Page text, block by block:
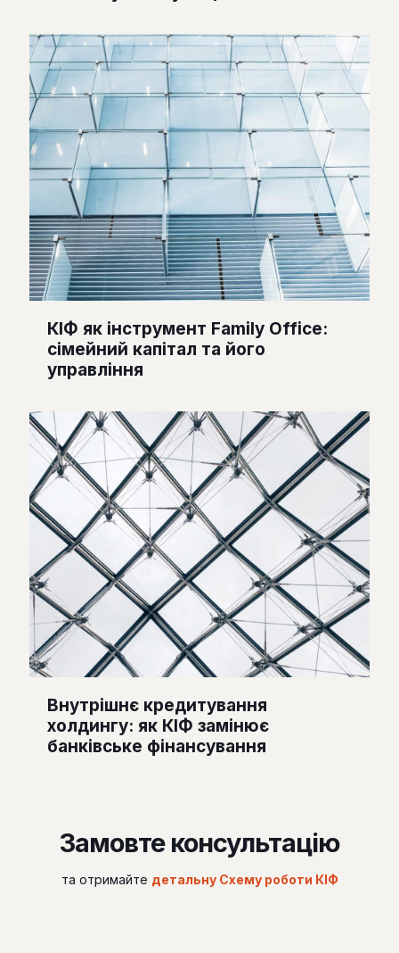
КІФ як інструмент Family Office:
сімейний капітал та його
управління
Внутрішнє кредитування
холдингу: як КІФ замінює
банківське фінансування
Замовте консультацію
та отримайте детальну Схему роботи КІФ